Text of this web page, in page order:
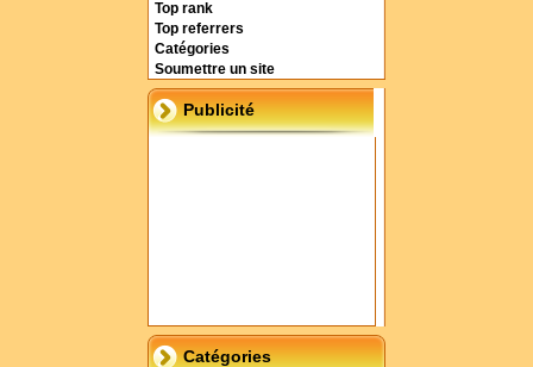
Top rank
Top referrers
Catégories
Soumettre un site
Publicité
Catégories